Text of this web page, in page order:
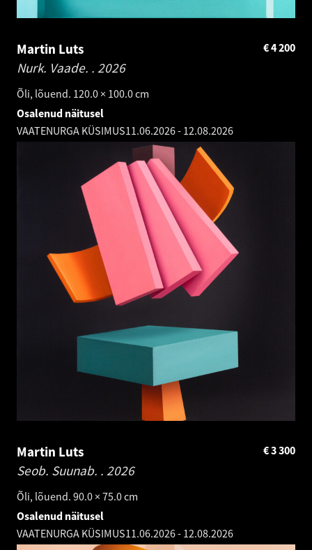
Martin Luts
Nurk. Vaade. . 2026
Õli, lõuend. 120.0 × 100.0 cm
4 200
€
Osalenud näitusel
VAATENURGA KÜSIMUS11.06.2026- 12.08.2026
Martin Luts
Seob. Suunab. . 2026
Õli, lõuend. 90.0 × 75.0 cm
3 300
€
Osalenud näitusel
VAATENURGA KÜSIMUS11.06.2026- 12.08.2026